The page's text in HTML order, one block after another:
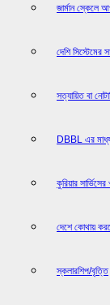
জার্মান স্কেলে
দেশি সিস্টেমের
সত্যায়িত বা
DBBL এর
কুরিয়ার
দেশে কোথায়
স্কলারশিপ/বৃত্তি